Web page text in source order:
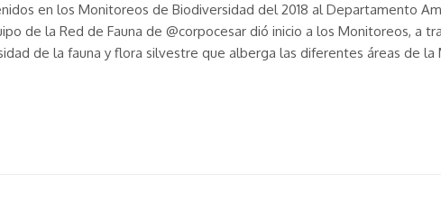
en los Monitoreos de Biodiversidad del 2018 al Departamento
de la Red de Fauna de @corpocesar dió inicio a los Monitoreos, a
de la fauna y flora silvestre que alberga las diferentes áreas de la